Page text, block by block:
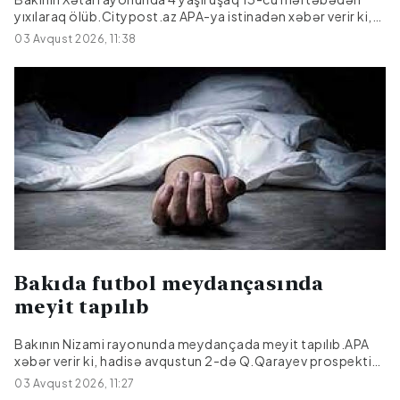
yıxılaraq ölüb.Citypost.az APA-ya istinadən xəbər verir ki,
hadisə avqustun 1-də baş verib.2022-ci il təvəllüdlü İ.Q.
R.Məmmədov küçəsində 13-cü mərtəbədə yaşadıqları
mənzilin pəncərəsindən ehtiyatsızlıqdan yıxılaraq
03 Avqust 2026, 11:38
Bakıda futbol meydançasında
meyit tapılıb
Bakının Nizami rayonunda meydançada meyit tapılıb.APA
xəbər verir ki, hadisə avqustun 2-də Q.Qarayev prospekti
81-də yerləşən futbol meydançasında qeydə alınıb.Meyiti
tapılan şəxsin Bakı şəhər sakini 1950-ci il təvəllüdlü Bəkir
03 Avqust 2026, 11:27